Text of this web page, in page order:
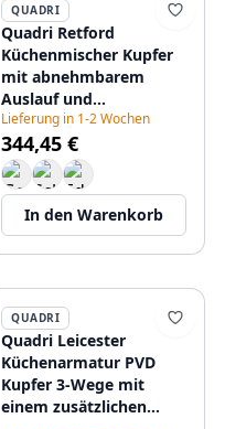
QUADRI
Quadri Retford
Küchenmischer Kupfer
mit abnehmbarem
Auslauf und
Strahleinstellung
1208956086
Lieferung in 1-2 Wochen
344,45 €
In den Warenkorb
QUADRI
Quadri Leicester
Küchenarmatur PVD
Kupfer 3-Wege mit
einem zusätzlichen